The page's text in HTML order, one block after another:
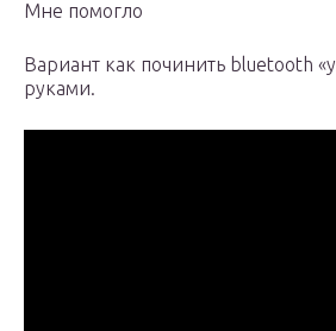
Мне помогло
Вариант как починить bluetooth
руками.